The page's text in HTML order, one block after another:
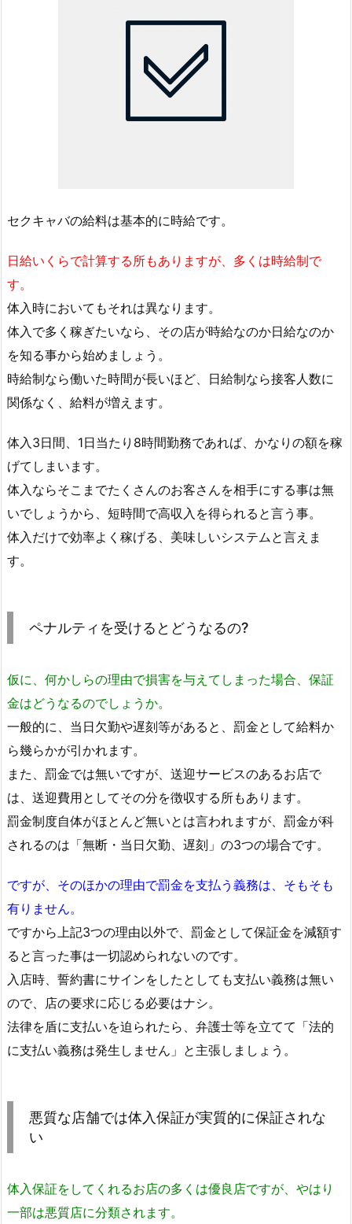
セクキャバの給料は基本的に時給です。
日給いくらで計算する所もありますが、多くは時給制で
す。
体入時においてもそれは異なります。
体入で多く稼ぎたいなら、その店が時給なのか日給なのか
を知る事から始めましょう。
時給制なら働いた時間が長いほど、日給制なら接客人数に
関係なく、給料が増えます。
体入3日間、1日当たり8時間勤務であれば、かなりの額を稼
げてしまいます。
体入ならそこまでたくさんのお客さんを相手にする事は無
いでしょうから、短時間で高収入を得られると言う事。
体入だけで効率よく稼げる、美味しいシステムと言えま
す。
ペナルティを受けるとどうなるの?
仮に、何かしらの理由で損害を与えてしまった場合、保証
金はどうなるのでしょうか。
一般的に、当日欠勤や遅刻等があると、罰金として給料か
ら幾らかが引かれます。
また、罰金では無いですが、送迎サービスのあるお店で
は、送迎費用としてその分を徴収する所もあります。
罰金制度自体がほとんど無いとは言われますが、罰金が科
されるのは「無断・当日欠勤、遅刻」の3つの場合です。
ですが、そのほかの理由で罰金を支払う義務は、そもそも
有りません。
ですから上記3つの理由以外で、罰金として保証金を減額す
ると言った事は一切認められないのです。
入店時、誓約書にサインをしたとしても支払い義務は無い
ので、店の要求に応じる必要はナシ。
法律を盾に支払いを迫られたら、弁護士等を立てて「法的
に支払い義務は発生しません」と主張しましょう。
悪質な店舗では体入保証が実質的に保証されな
い
体入保証をしてくれるお店の多くは優良店ですが、やはり
一部は悪質店に分類されます。